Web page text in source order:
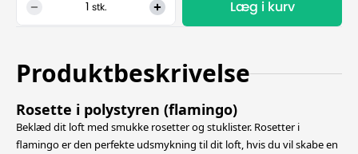
stk. Læg i kurv
Produktbeskrivelse
Rosette i polystyren (flamingo)
Beklæd dit loft med smukke rosetter og stuklister. Rosetter i
flamingo er den perfekte udsmykning til dit loft, hvis du vil skabe en